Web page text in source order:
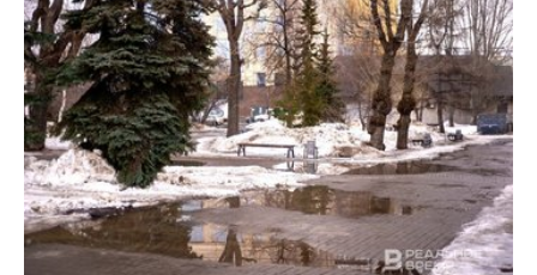
ONLINE-КОНФЕРЕНЦИИ
ОТКРЫТАЯ ЛЕКЦИЯ
ХОККЕЙ
БАСКЕТБОЛ
ВОЛЕЙБОЛ
КИБЕРСПОРТ
ФИГУРНОЕ КАТАНИЕ
ВЛАСТЬ
ИНФРАСТРУКТУРА
ИСТОРИЯ
КУЛЬТУРА
МЕДИЦИНА
СЮЖЕТЫ
СПРАВОЧНИК
СПИСОК ПЕРСОН
СПИСОК КОМПАНИЙ
ПОЛНАЯ ВЕРСИЯ